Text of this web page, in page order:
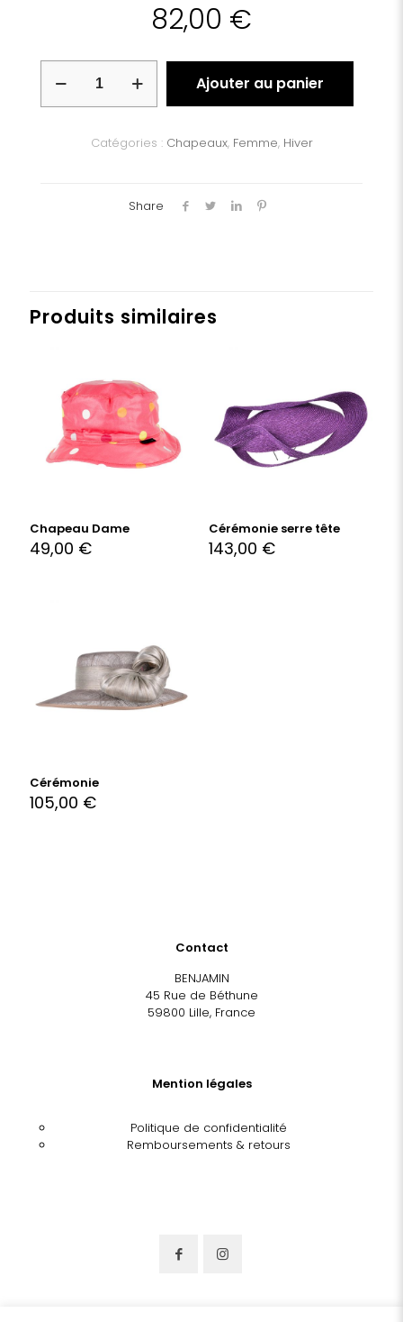
82,00 €
Chapeau
Ajouter au panier
Catégories : Chapeaux, Femme, Hiver
Share
Produits similaires
Chapeau Dame
49,00 €
Cérémonie serre tête
143,00 €
Cérémonie
105,00 €
Contact
BENJAMIN
45 Rue de Béthune
59800 Lille, France
Mention légales
Politique de confidentialité
Remboursements & retours